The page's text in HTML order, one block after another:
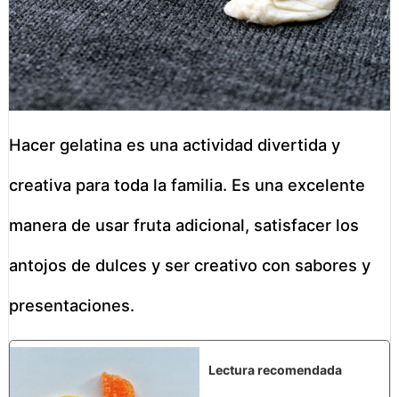
Hacer gelatina es una actividad divertida y
creativa para toda la familia. Es una excelente
manera de usar fruta adicional, satisfacer los
antojos de dulces y ser creativo con sabores y
presentaciones.
Lectura recomendada